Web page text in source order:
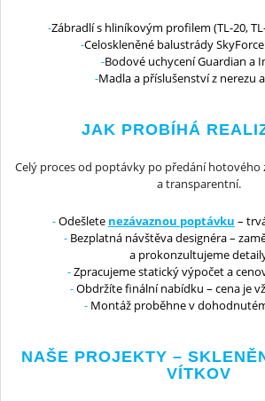
Zábradlí s hliníkovým profilem (TL-20,
Celoskleněné balustrády
Bodové uchycení Guardian a
Madla a příslušenství z nerezu
JAK PROBÍHÁ
Celý proces od poptávky po předání hotového
a transparentní.
Odešlete nezávaznou poptávku –
Bezplatná návštěva designéra –
a prokonzultujeme
Zpracujeme statický výpočet a
Obdržíte finální nabídku – cena je
Montáž proběhne v
NAŠE PROJEKTY –
VÍTKOV